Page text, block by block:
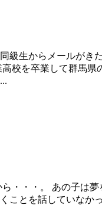
級生からメールがき
校を卒業して群馬
・・・。 あの子は
ことを話していなか